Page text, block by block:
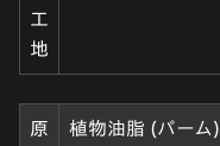
工
地
原
植物油脂 (パーム)